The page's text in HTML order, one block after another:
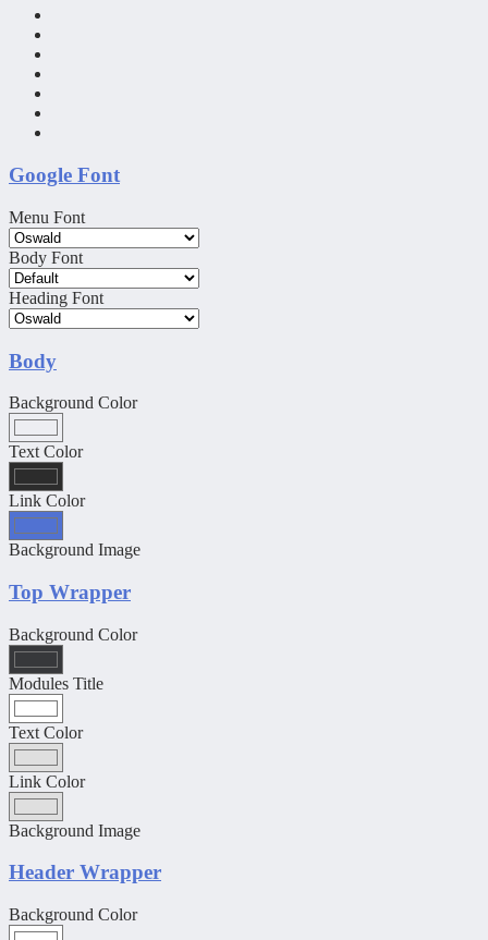
Google Font
Menu Font
Body Font
Heading Font
Body
Background Color
Text Color
Link Color
Background Image
Top Wrapper
Background Color
Modules Title
Text Color
Link Color
Background Image
Header Wrapper
Background Color